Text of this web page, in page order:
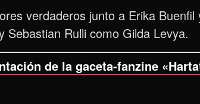
verdaderos junto a Erika
Sebastian Rulli como Gilda Levya.
de la gaceta-fanzine